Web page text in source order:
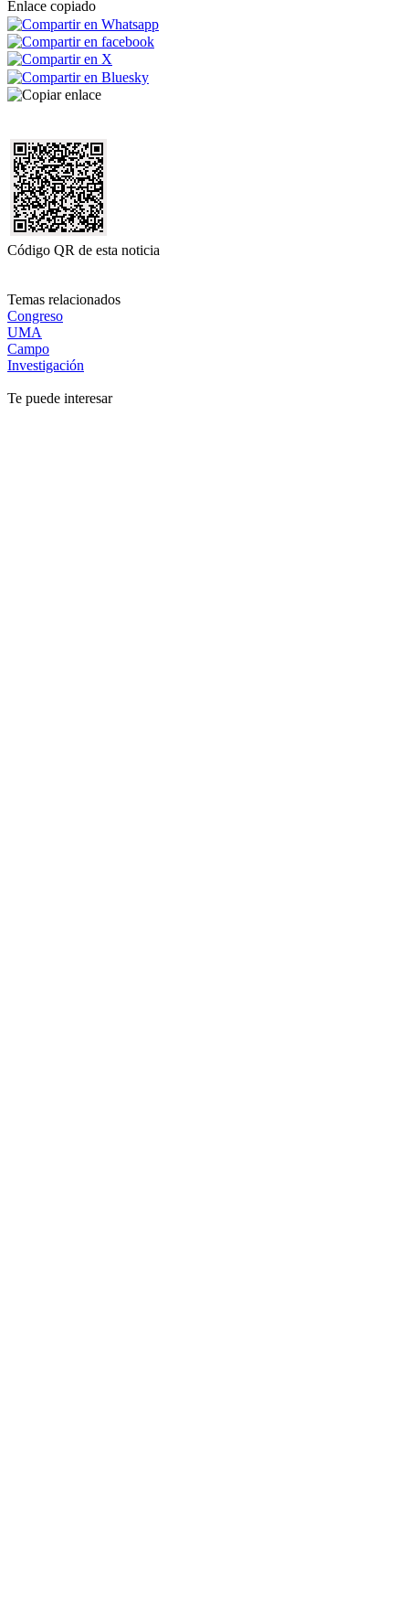
Enlace copiado
Código QR de esta noticia
Temas relacionados
Congreso
UMA
Campo
Investigación
Te puede interesar